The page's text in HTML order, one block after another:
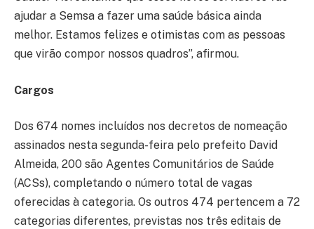
ajudar a Semsa a fazer uma saúde básica ainda
melhor. Estamos felizes e otimistas com as pessoas
que virão compor nossos quadros”, afirmou.
Cargos
Dos 674 nomes incluídos nos decretos de nomeação
assinados nesta segunda-feira pelo prefeito David
Almeida, 200 são Agentes Comunitários de Saúde
(ACSs), completando o número total de vagas
oferecidas à categoria. Os outros 474 pertencem a 72
categorias diferentes, previstas nos três editais de